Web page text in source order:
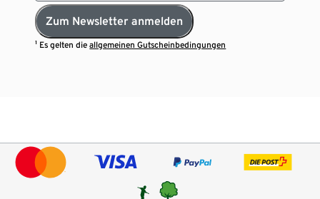
Zum Newsletter anmelden
¹ Es gelten dieallgemeinen Gutscheinbedingungen